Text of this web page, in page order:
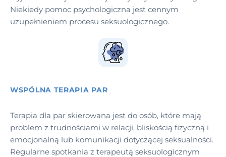
Niekiedy pomoc psychologiczna jest cennym
uzupełnieniem procesu seksuologicznego.
WSPÓLNA TERAPIA PAR
Terapia dla par skierowana jest do osób, które mają
problem z trudnościami w relacji, bliskością fizyczną i
emocjonalną lub komunikacji dotyczącej seksualności.
Regularne spotkania z terapeutą seksuologicznym